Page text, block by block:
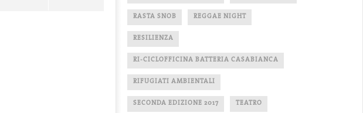
RASTA SNOB REGGAE NIGHT
RESILIENZA
RI-CICLOFFICINA BATTERIA CASABIANCA
RIFUGIATI AMBIENTALI
SECONDA EDIZIONE 2017 TEATRO